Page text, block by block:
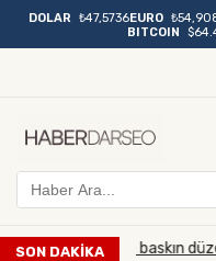
DOLAR ₺47,5736EURO
BITCOIN
SON DAKİKA
Aksa'ya baskın